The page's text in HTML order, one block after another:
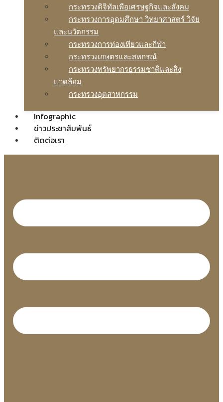
กระทรวงดิจิทัลเพือเศรษฐกิจและสังคม
กระทรวงการอุดมศึกษา วิทยาศาสตร์ วิจัย
และนวัตกรรม
กระทรวงการท่องเทียวและกีฬา
กระทรวงเกษตรและสหกรณ์
กระทรวงทรัพยากรธรรมชาติและสิง
แวดล้อม
กระทรวงอุตสาหกรรม
Infographic
ข่าวประชาสัมพันธ์
ติดต่อเรา